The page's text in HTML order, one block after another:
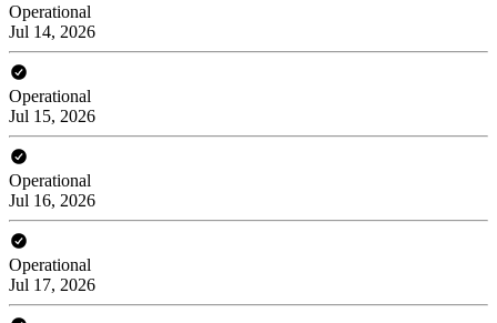
Operational
Jul 14, 2026
Operational
Jul 15, 2026
Operational
Jul 16, 2026
Operational
Jul 17, 2026